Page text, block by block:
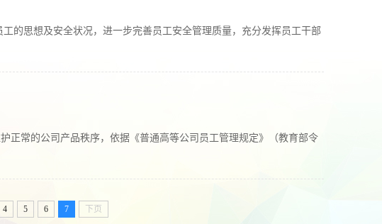
的思想及安全状况，进一步完善员工安全管理质量，充分发挥员工干部
正常的公司产品秩序，依据《普通高等公司员工管理规定》（教育部令
4 5 6 7 下页